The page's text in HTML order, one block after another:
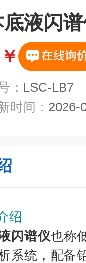
液闪
￥
： LSC-LB7
时间： 2026-
绍
闪谱仪也称
系统，配备